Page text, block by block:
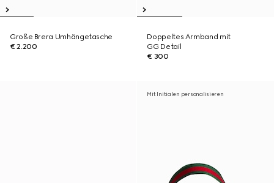
Große Brera Umhängetasche
€ 2.200
Doppeltes Armband mit
GG Detail
€ 300
Mit Initialen personalisieren